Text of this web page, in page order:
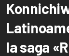
la saga